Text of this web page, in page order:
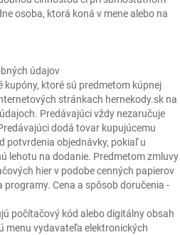
osoba, ktorá koná v mene alebo na
údajov
kupóny, ktoré sú predmetom kúpnej
stránkach hernekody.sk na
Predávajúci vždy nezaručuje
dodá tovar kupujúcemu
potvrdenia objednávky, pokiaľ u
lehotu na dodanie. Predmetom zmluvy
hier v podobe cenných papierov
Cena a spôsob doručenia -
počítačový kód alebo digitálny obsah
menu vydavateľa elektronických